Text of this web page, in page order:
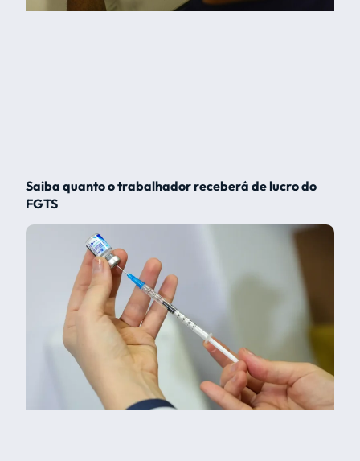
Saiba quanto o trabalhador receberá de lucro do
FGTS